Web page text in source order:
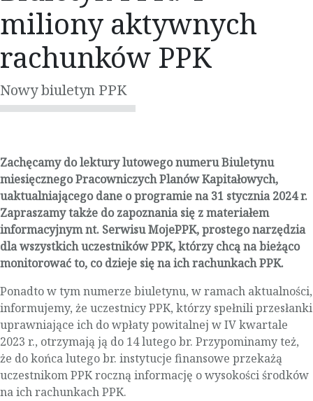
miliony aktywnych
rachunków PPK
Nowy biuletyn PPK
Zachęcamy do lektury lutowego numeru Biuletynu
miesięcznego Pracowniczych Planów Kapitałowych,
uaktualniającego dane o programie na 31 stycznia 2024 r.
Zapraszamy także do zapoznania się z materiałem
informacyjnym nt. Serwisu MojePPK, prostego narzędzia
dla wszystkich uczestników PPK, którzy chcą na bieżąco
monitorować to, co dzieje się na ich rachunkach PPK.
Ponadto w tym numerze biuletynu, w ramach aktualności,
informujemy, że uczestnicy PPK, którzy spełnili przesłanki
uprawniające ich do wpłaty powitalnej w IV kwartale
2023 r., otrzymają ją do 14 lutego br. Przypominamy też,
że do końca lutego br. instytucje finansowe przekażą
uczestnikom PPK roczną informację o wysokości środków
na ich rachunkach PPK.